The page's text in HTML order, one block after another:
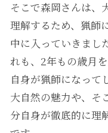
そこで森岡さんは、
理解するため、猟師
中に入っていきました
れも、2年もの歳月
自身が猟師になって
大自然の魅力や、そ
分自身が徹底的に理